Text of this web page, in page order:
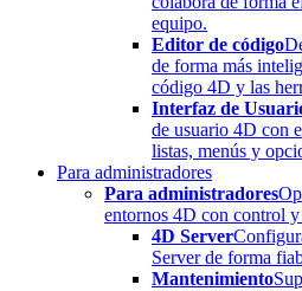
equipo.
Editor de código
de forma más
código 4D y las
Interfaz de
de usuario 4D con
listas, menús y
Para administradores
Para administradores
entornos 4D con control
4D Server
Server de forma
Mantenimiento